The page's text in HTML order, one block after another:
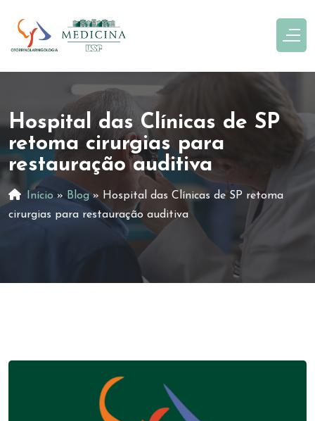
Hospital das Clínicas de SP
retoma cirurgias para
restauração auditiva
Início» Blog» Hospital das Clínicas de SP retoma
cirurgias para restauração auditiva